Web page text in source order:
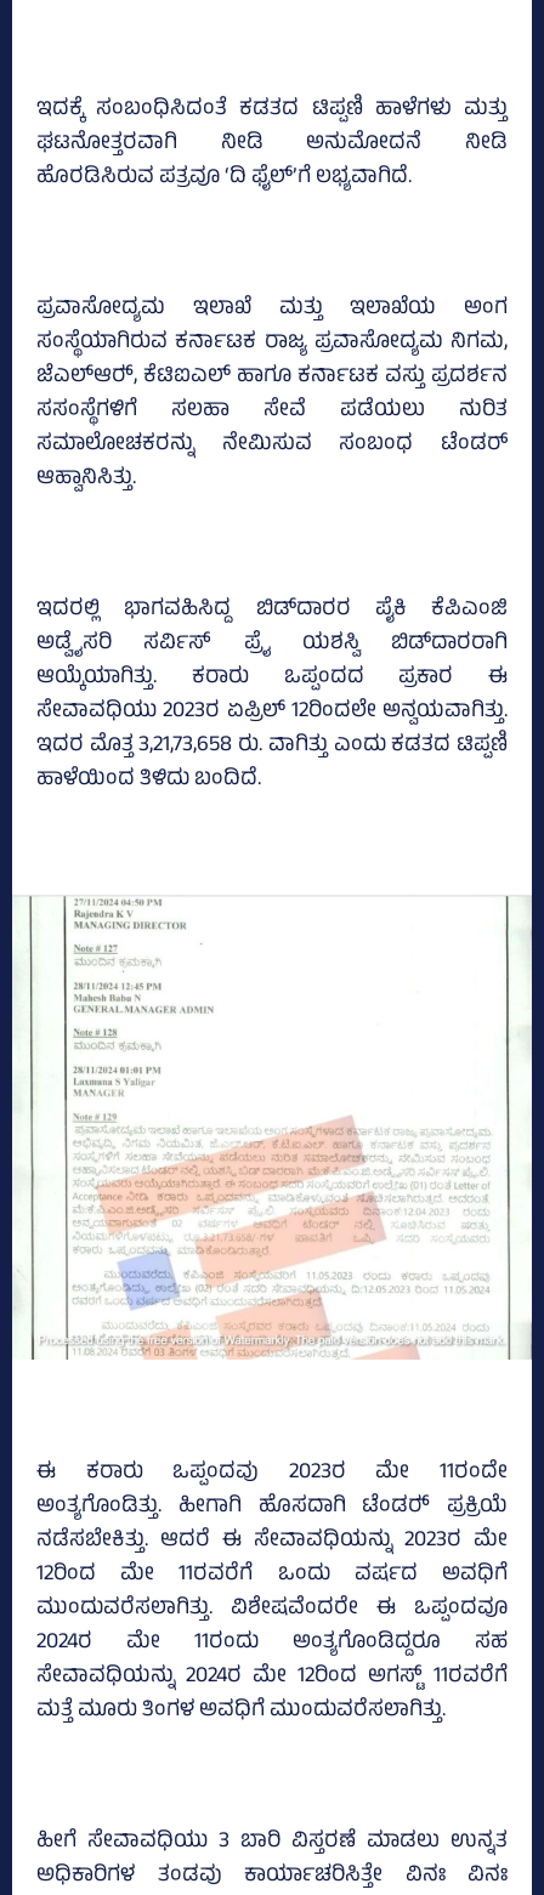
ಇದಕ್ಕೆ ಸಂಬಂಧಿಸಿದಂತೆ ಕಡತದ ಟಿಪ್ಪಣಿ ಹಾಳೆಗಳು ಮತ್ತು
ಘಟನೋತ್ತರವಾಗಿ ನೀಡಿ ಅನುಮೋದನೆ ನೀಡಿ
ಹೊರಡಿಸಿರುವ ಪತ್ರವೂ ‘ದಿ ಫೈಲ್‌’ಗೆ ಲಭ್ಯವಾಗಿದೆ.
ಪ್ರವಾಸೋದ್ಯಮ ಇಲಾಖೆ ಮತ್ತು ಇಲಾಖೆಯ ಅಂಗ
ಸಂಸ್ಥೆಯಾಗಿರುವ ಕರ್ನಾಟಕ ರಾಜ್ಯ ಪ್ರವಾಸೋದ್ಯಮ ನಿಗಮ,
ಜೆಎಲ್‌ಆರ್‍‌, ಕೆಟಿಐಎಲ್‌ ಹಾಗೂ ಕರ್ನಾಟಕ ವಸ್ತು ಪ್ರದರ್ಶನ
ಸಸಂಸ್ಥೆಗಳಿಗೆ ಸಲಹಾ ಸೇವೆ ಪಡೆಯಲು ನುರಿತ
ಸಮಾಲೋಚಕರನ್ನು ನೇಮಿಸುವ ಸಂಬಂಧ ಟೆಂಡರ್
ಆಹ್ವಾನಿಸಿತ್ತು.
ಇದರಲ್ಲಿ ಭಾಗವಹಿಸಿದ್ದ ಬಿಡ್‌ದಾರರ ಪೈಕಿ ಕೆಪಿಎಂಜಿ
ಅಡ್ವೈಸರಿ ಸರ್ವಿಸ್‌ ಪ್ರೈ ಯಶಸ್ವಿ ಬಿಡ್‌ದಾರರಾಗಿ
ಆಯ್ಕೆಯಾಗಿತ್ತು. ಕರಾರು ಒಪ್ಪಂದದ ಪ್ರಕಾರ ಈ
ಸೇವಾವಧಿಯು 2023ರ ಏಪ್ರಿಲ್‌ 12ರಿಂದಲೇ ಅನ್ವಯವಾಗಿತ್ತು.
ಇದರ ಮೊತ್ತ 3,21,73,658 ರು. ವಾಗಿತ್ತು ಎಂದು ಕಡತದ ಟಿಪ್ಪಣಿ
ಹಾಳೆಯಿಂದ ತಿಳಿದು ಬಂದಿದೆ.
ಈ ಕರಾರು ಒಪ್ಪಂದವು 2023ರ ಮೇ 11ರಂದೇ
ಅಂತ್ಯಗೊಂಡಿತ್ತು. ಹೀಗಾಗಿ ಹೊಸದಾಗಿ ಟೆಂಡರ್‍‌ ಪ್ರಕ್ರಿಯೆ
ನಡೆಸಬೇಕಿತ್ತು. ಆದರೆ ಈ ಸೇವಾವಧಿಯನ್ನು 2023ರ ಮೇ
12ರಿಂದ ಮೇ 11ರವರೆಗೆ ಒಂದು ವರ್ಷದ ಅವಧಿಗೆ
ಮುಂದುವರೆಸಲಾಗಿತ್ತು. ವಿಶೇಷವೆಂದರೇ ಈ ಒಪ್ಪಂದವೂ
2024ರ ಮೇ 11ರಂದು ಅಂತ್ಯಗೊಂಡಿದ್ದರೂ ಸಹ
ಸೇವಾವಧಿಯನ್ನು 2024ರ ಮೇ 12ರಿಂದ ಅಗಸ್ಟ್‌ 11ರವರೆಗೆ
ಮತ್ತೆ ಮೂರು ತಿಂಗಳ ಅವಧಿಗೆ ಮುಂದುವರೆಸಲಾಗಿತ್ತು.
ಹೀಗೆ ಸೇವಾವಧಿಯು 3 ಬಾರಿ ವಿಸ್ತರಣೆ ಮಾಡಲು ಉನ್ನತ
ಅಧಿಕಾರಿಗಳ ತಂಡವು ಕಾರ್ಯಾಚರಿಸಿತ್ತೇ ವಿನಃ ವಿನಃ